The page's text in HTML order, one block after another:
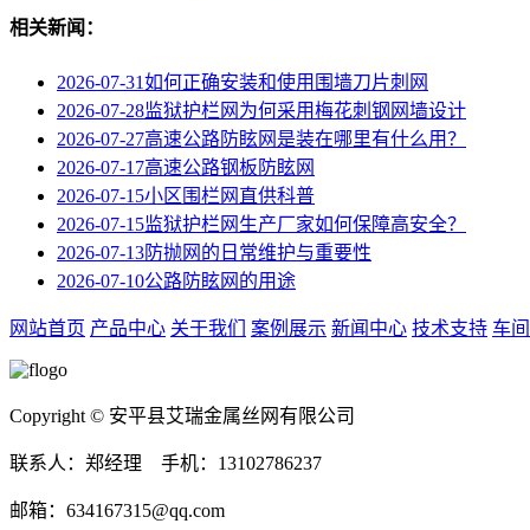
相关新闻：
2026-07-31如何正确安装和使用围墙刀片刺网
2026-07-28监狱护栏网为何采用梅花刺钢网墙设计
2026-07-27高速公路防眩网‌是装在哪里有什么用？
2026-07-17高速公路钢板防眩网
2026-07-15小区围栏网直供科普
2026-07-15监狱护栏网生产厂家如何保障高安全？
2026-07-13防抛网的日常维护与重要性
2026-07-10公路防眩网的用途
网站首页 产品中心 关于我们 案例展示 新闻中心 技术支持 车
Copyright © 安平县艾瑞金属丝网有限公司
联系人：郑经理 手机：13102786237
邮箱：634167315@qq.com